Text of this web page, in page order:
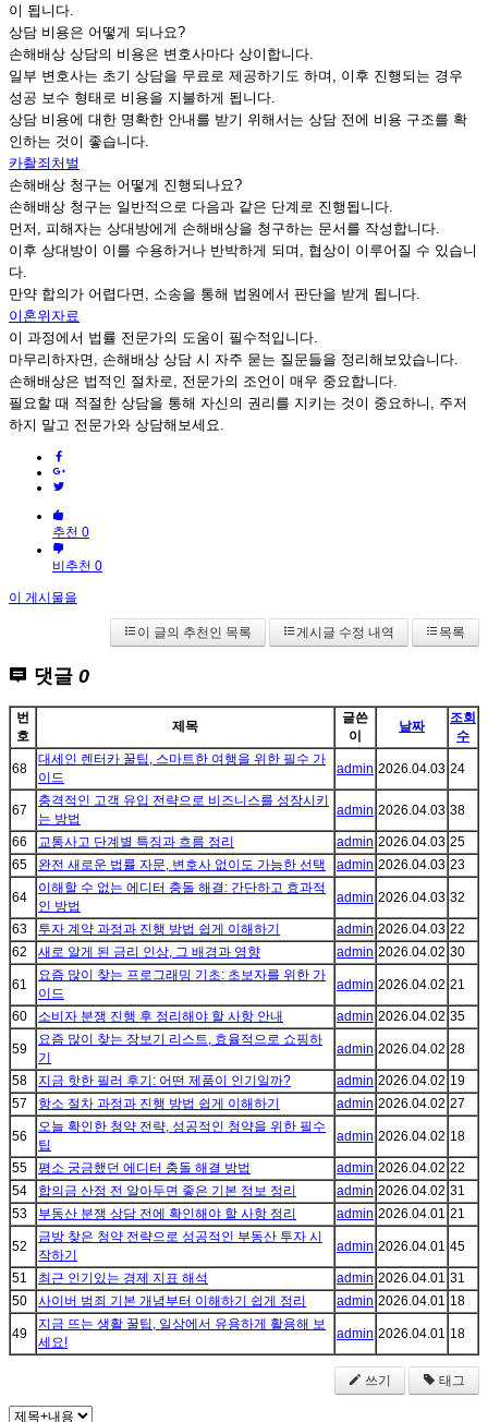
이 됩니다.
상담 비용은 어떻게 되나요?
손해배상 상담의 비용은 변호사마다 상이합니다.
일부 변호사는 초기 상담을 무료로 제공하기도 하며, 이후 진행되는 경우
성공 보수 형태로 비용을 지불하게 됩니다.
상담 비용에 대한 명확한 안내를 받기 위해서는 상담 전에 비용 구조를 확
인하는 것이 좋습니다.
카촬죄처벌
손해배상 청구는 어떻게 진행되나요?
손해배상 청구는 일반적으로 다음과 같은 단계로 진행됩니다.
먼저, 피해자는 상대방에게 손해배상을 청구하는 문서를 작성합니다.
이후 상대방이 이를 수용하거나 반박하게 되며, 협상이 이루어질 수 있습니
다.
만약 합의가 어렵다면, 소송을 통해 법원에서 판단을 받게 됩니다.
이혼위자료
이 과정에서 법률 전문가의 도움이 필수적입니다.
마무리하자면, 손해배상 상담 시 자주 묻는 질문들을 정리해보았습니다.
손해배상은 법적인 절차로, 전문가의 조언이 매우 중요합니다.
필요할 때 적절한 상담을 통해 자신의 권리를 지키는 것이 중요하니, 주저
하지 말고 전문가와 상담해보세요.
추천 0
비추천 0
이 게시물을
이 글의 추천인 목록 게시글 수정 내역 목록
댓글 0
번
호
제목
글쓴
이
날짜
조회
수
68
대세인 렌터카 꿀팁, 스마트한 여행을 위한 필수 가
이드
admin 2026.04.03 24
67
충격적인 고객 유입 전략으로 비즈니스를 성장시키
는 방법
admin 2026.04.03 38
66 교통사고 단계별 특징과 흐름 정리 admin 2026.04.03 25
65
완전 새로운 법률 자문, 변호사 없이도 가능한 선택 admin 2026.04.03 23
64
이해할 수 없는 에디터 충돌 해결: 간단하고 효과적
인 방법
admin 2026.04.03 32
63 투자 계약 과정과 진행 방법 쉽게 이해하기 admin 2026.04.03 22
62
새로 알게 된 금리 인상, 그 배경과 영향 admin 2026.04.02 30
61
요즘 많이 찾는 프로그래밍 기초: 초보자를 위한 가
이드
admin 2026.04.02 21
60 소비자 분쟁 진행 후 정리해야 할 사항 안내 admin 2026.04.02 35
59
요즘 많이 찾는 장보기 리스트, 효율적으로 쇼핑하
기
admin 2026.04.02 28
58 지금 핫한 필러 후기: 어떤 제품이 인기일까? admin 2026.04.02 19
57
항소 절차 과정과 진행 방법 쉽게 이해하기 admin 2026.04.02 27
56
오늘 확인한 청약 전략, 성공적인 청약을 위한 필수
팁
admin 2026.04.02 18
55 평소 궁금했던 에디터 충돌 해결 방법 admin 2026.04.02 22
54
합의금 산정 전 알아두면 좋은 기본 정보 정리 admin 2026.04.02 31
53
부동산 분쟁 상담 전에 확인해야 할 사항 정리 admin 2026.04.01 21
52
금방 찾은 청약 전략으로 성공적인 부동산 투자 시
작하기
admin 2026.04.01 45
51 최근 인기있는 경제 지표 해석 admin 2026.04.01 31
50
사이버 범죄 기본 개념부터 이해하기 쉽게 정리 admin 2026.04.01 18
49
지금 뜨는 생활 꿀팁, 일상에서 유용하게 활용해 보
세요!
admin 2026.04.01 18
쓰기 태그